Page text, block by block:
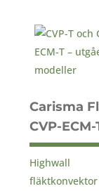
Carisma
CVP-ECM-
Highwall
fläktkonvektor